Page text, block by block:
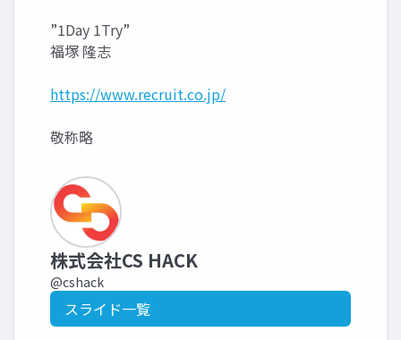
”1Day 1Try”
福塚 隆志
https://www.recruit.co.jp/
敬称略
株式会社CS HACK
@cshack
スライド一覧